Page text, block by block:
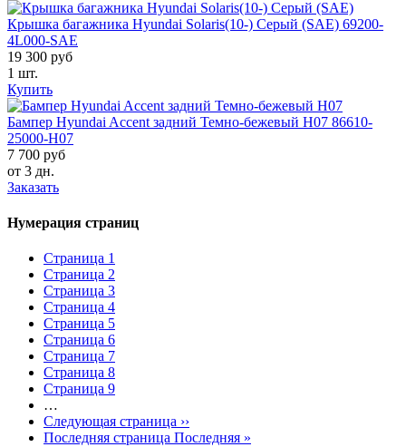
Крышка багажника Hyundai Solaris(10-) Серый (SAE) 69200-
4L000-SAE
19 300 руб
1 шт.
Купить
Бампер Hyundai Accent задний Темно-бежевый H07 86610-
25000-H07
7 700 руб
от 3 дн.
Заказать
Нумерация страниц
Страница 1
Страница 2
Страница 3
Страница 4
Страница 5
Страница 6
Страница 7
Страница 8
Страница 9
…
Следующая страница ››
Последняя страница Последняя »